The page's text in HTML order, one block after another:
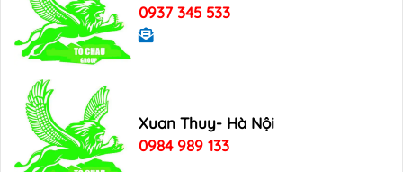
0937 345 533
Xuan Thuy- Hà Nội
0984 989 133